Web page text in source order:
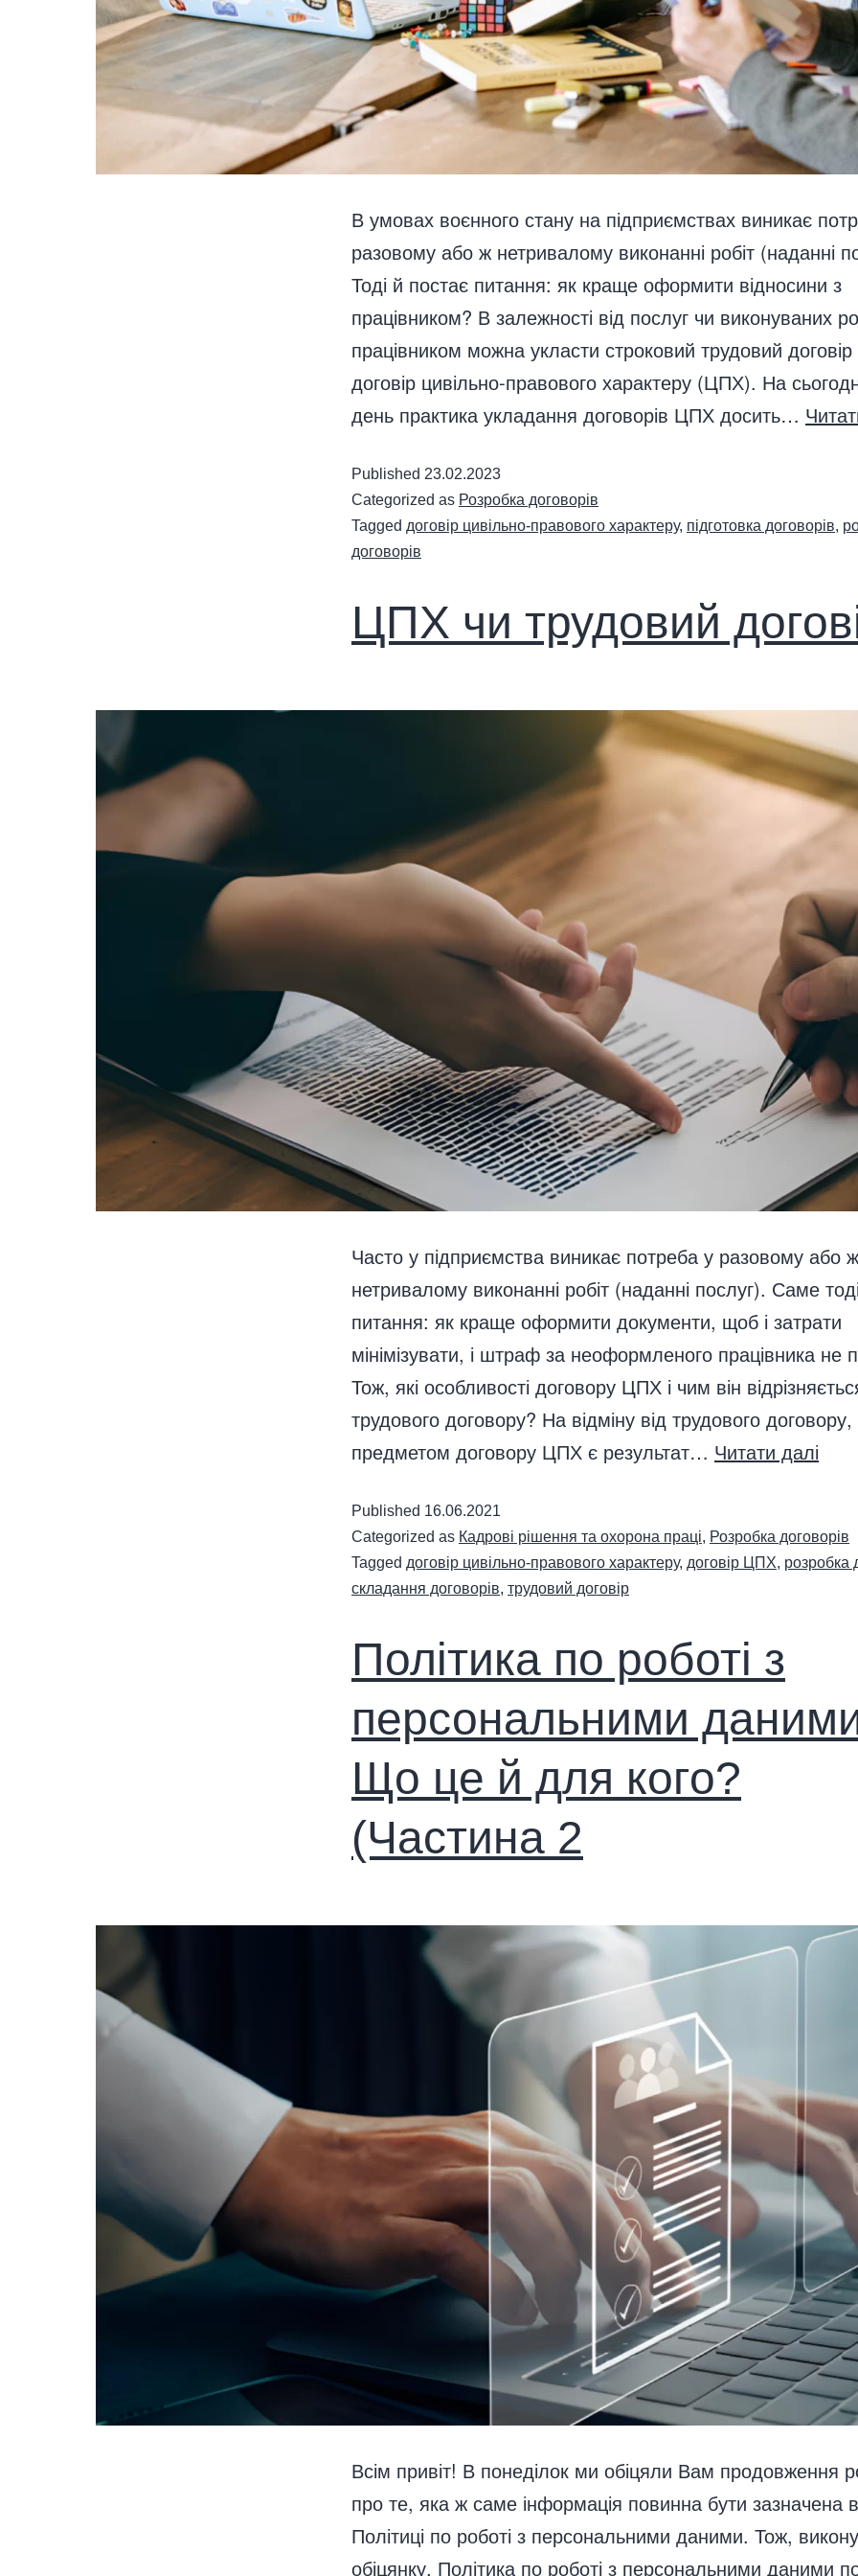
В умовах воєнного стану на підприємствах виникає
разовому або ж нетривалому виконанні робіт (наданні
Тоді й постає питання: як краще оформити відносини з
працівником? В залежності від послуг чи виконуваних
працівником можна укласти строковий трудовий
договір цивільно-правового характеру (ЦПХ). На
день практика укладання договорів ЦПХ досить…
Published 23.02.2023
Categorized as Розробка договорів
Tagged договір цивільно-правового характеру, підготовка договорів,
договорів
ЦПХ чи трудовий
Часто у підприємства виникає потреба у разовому або ж
нетривалому виконанні робіт (наданні послуг). Саме
питання: як краще оформити документи, щоб і затрати
мінімізувати, і штраф за неоформленого працівника не
Тож, які особливості договору ЦПХ і чим він
трудового договору? На відміну від трудового договору,
предметом договору ЦПХ є результат… Читати далі
Published 16.06.2021
Categorized as Кадрові рішення та охорона праці, Розробка договорів
Tagged договір цивільно-правового характеру, договір ЦПХ, розробка
складання договорів, трудовий договір
Політика по роботі з
персональними
Що це й для кого?
(Частина 2
Всім привіт! В понеділок ми обіцяли Вам продовження
про те, яка ж саме інформація повинна бути зазначена в
Політиці по роботі з персональними даними. Тож,
обіцянку. Політика по роботі з персональними даними